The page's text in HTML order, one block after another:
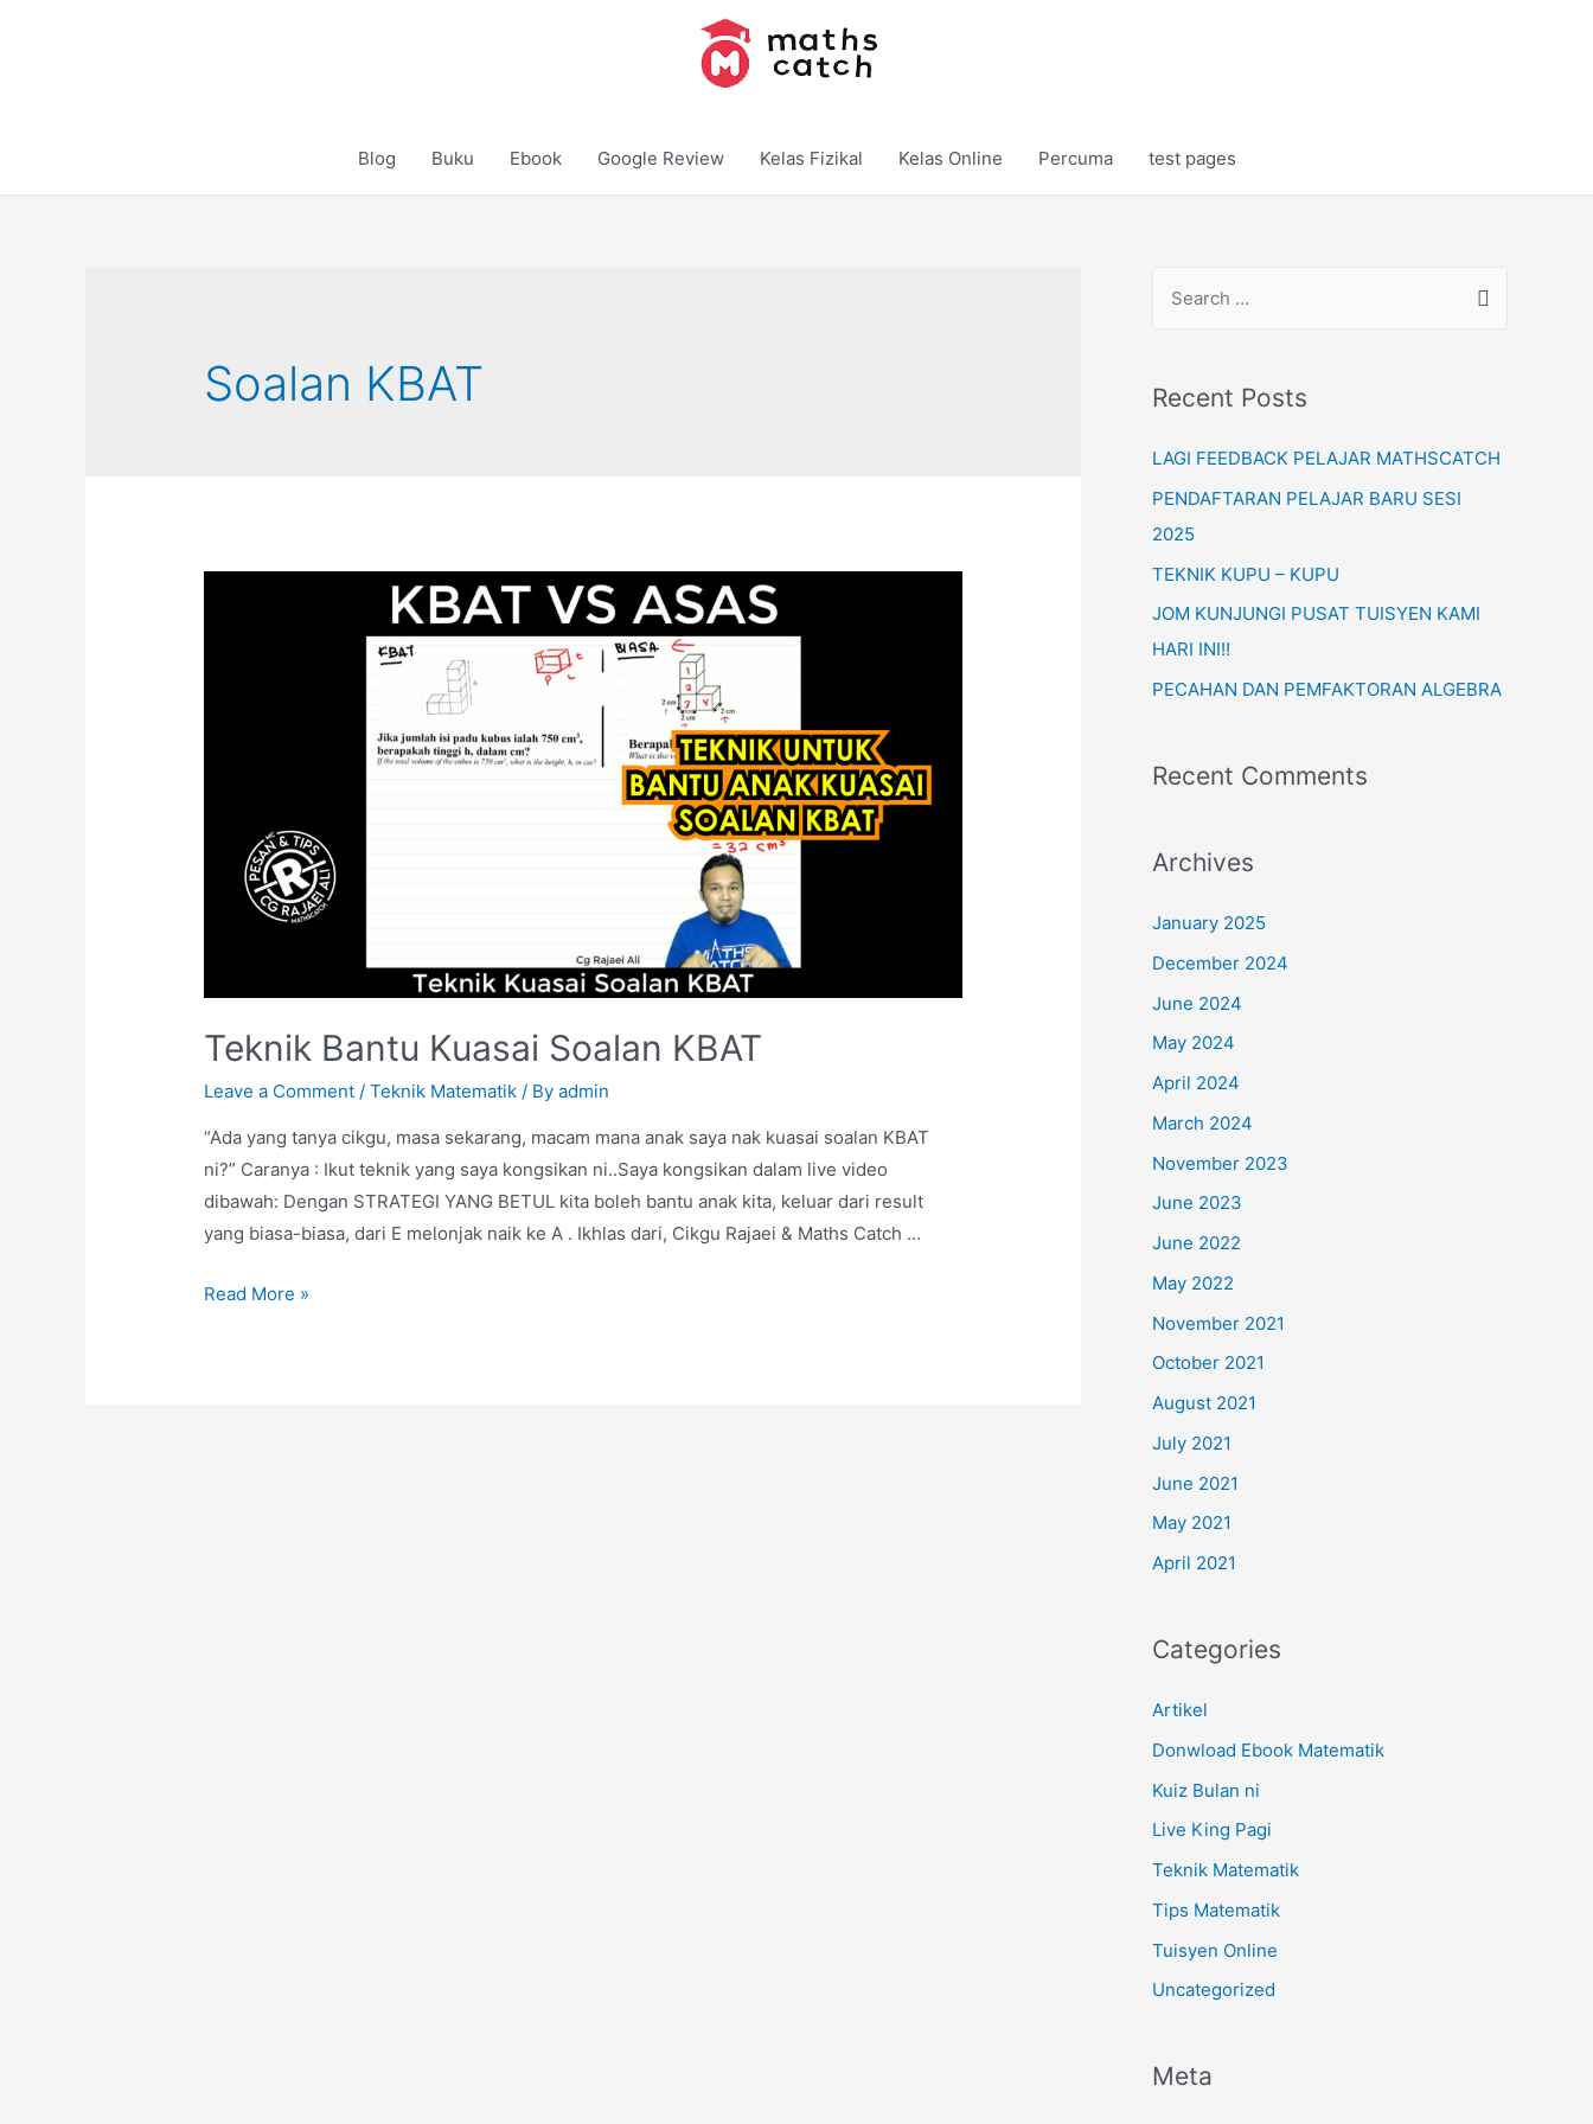
Blog Buku Ebook Google Review Kelas Fizikal Kelas Online Percuma test pages
Soalan KBAT
Teknik Bantu Kuasai Soalan KBAT
Leave a Comment /Teknik Matematik / Byadmin
“Ada yang tanya cikgu, masa sekarang, macam mana anak saya nak kuasai soalan KBAT
ni?” Caranya : Ikut teknik yang saya kongsikan ni..Saya kongsikan dalam live video
dibawah: Dengan STRATEGI YANG BETUL kita boleh bantu anak kita, keluar dari result
yang biasa-biasa, dari E melonjak naik ke A . Ikhlas dari, Cikgu Rajaei & Maths Catch …
Teknik
Read More »
r
h
f
o
r
Recent Posts
LAGI FEEDBACK PELAJAR MATHSCATCH
PENDAFTARAN PELAJAR BARU SESI
2025
TEKNIK KUPU – KUPU
JOM KUNJUNGI PUSAT TUISYEN KAMI
HARI INI!!
PECAHAN DAN PEMFAKTORAN ALGEBRA
Recent Comments
Archives
January 2025
December 2024
June 2024
May 2024
April 2024
March 2024
November 2023
June 2023
June 2022
May 2022
November 2021
October 2021
August 2021
July 2021
June 2021
May 2021
April 2021
Categories
Artikel
Donwload Ebook Matematik
Kuiz Bulan ni
Live King Pagi
Teknik Matematik
Tips Matematik
Tuisyen Online
Uncategorized
Meta